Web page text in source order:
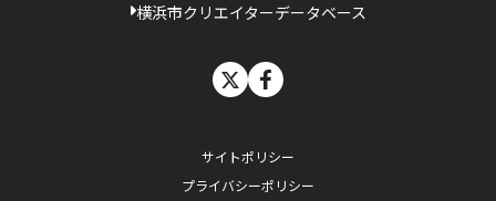
横浜市クリエイターデータベース
サイトポリシー
プライバシーポリシー